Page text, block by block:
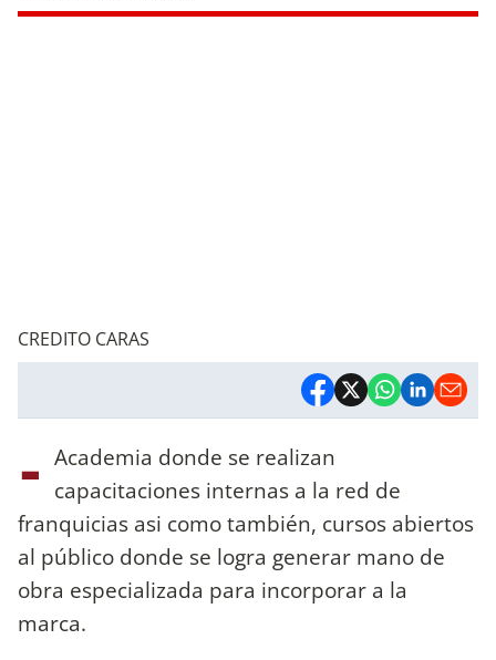
CREDITO CARAS
- Academia donde se realizan
capacitaciones internas a la red de
franquicias asi como también, cursos abiertos
al público donde se logra generar mano de
obra especializada para incorporar a la
marca.